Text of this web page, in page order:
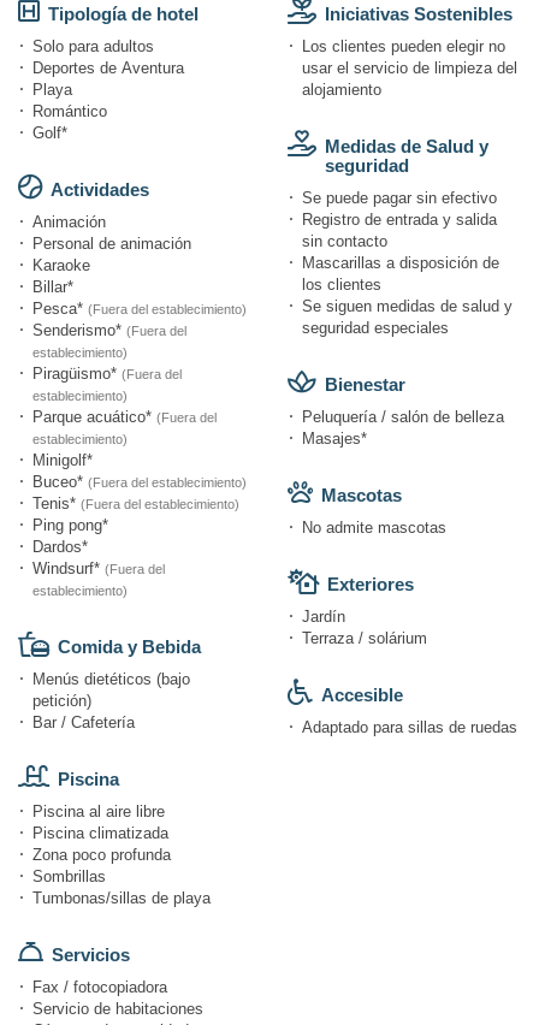
Tipología de hotel
Solo para adultos
Deportes de Aventura
Playa
Romántico
Golf*
Actividades
Animación
Personal de animación
Karaoke
Billar*
Pesca* (Fuera del establecimiento)
Senderismo* (Fuera del
establecimiento)
Piragüismo* (Fuera del
establecimiento)
Parque acuático* (Fuera del
establecimiento)
Minigolf*
Buceo* (Fuera del establecimiento)
Tenis* (Fuera del establecimiento)
Ping pong*
Dardos*
Windsurf* (Fuera del
establecimiento)
Comida y Bebida
Menús dietéticos (bajo
petición)
Bar / Cafetería
Piscina
Piscina al aire libre
Piscina climatizada
Zona poco profunda
Sombrillas
Tumbonas/sillas de playa
Servicios
Fax / fotocopiadora
Servicio de habitaciones
Iniciativas Sostenibles
Los clientes pueden elegir no
usar el servicio de limpieza del
alojamiento
Medidas de Salud y
seguridad
Se puede pagar sin efectivo
Registro de entrada y salida
sin contacto
Mascarillas a disposición de
los clientes
Se siguen medidas de salud y
seguridad especiales
Bienestar
Peluquería / salón de belleza
Masajes*
Mascotas
No admite mascotas
Exteriores
Jardín
Terraza / solárium
Accesible
Adaptado para sillas de ruedas